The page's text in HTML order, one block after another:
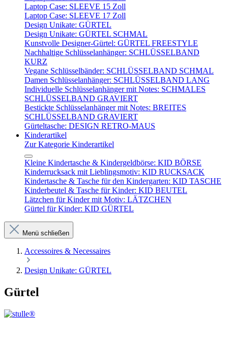
Laptop Case: SLEEVE 15 Zoll
Laptop Case: SLEEVE 17 Zoll
Design Unikate: GÜRTEL
Design Unikate: GÜRTEL SCHMAL
Kunstvolle Designer-Gürtel: GÜRTEL FREESTYLE
Nachhaltige Schlüsselanhänger: SCHLÜSSELBAND
KURZ
Vegane Schlüsselbänder: SCHLÜSSELBAND SCHMAL
Damen Schlüsselanhänger: SCHLÜSSELBAND LANG
Individuelle Schlüsselanhänger mit Notes: SCHMALES
SCHLÜSSELBAND GRAVIERT
Bestickte Schlüsselanhänger mit Notes: BREITES
SCHLÜSSELBAND GRAVIERT
Gürteltasche: DESIGN RETRO-MAUS
Kinderartikel
Zur Kategorie Kinderartikel
Kleine Kindertasche & Kindergeldbörse: KID BÖRSE
Kinderrucksack mit Lieblingsmotiv: KID RUCKSACK
Kindertasche & Tasche für den Kindergarten: KID TASCHE
Kinderbeutel & Tasche für Kinder: KID BEUTEL
Lätzchen für Kinder mit Motiv: LÄTZCHEN
Gürtel für Kinder: KID GÜRTEL
Menü schließen
Accessoires & Necessaires
Design Unikate: GÜRTEL
Gürtel